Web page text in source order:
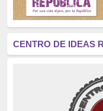
Revisionismo
La Transición
educación
CENTRO DE IDEAS